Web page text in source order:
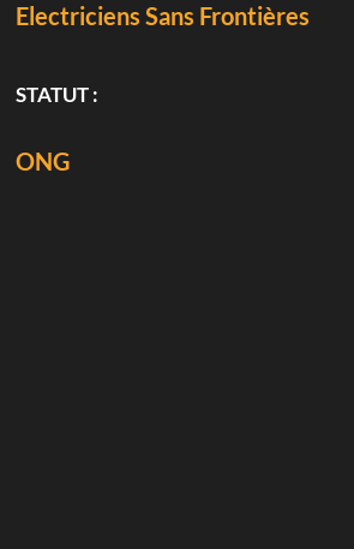
Electriciens Sans Frontières
STATUT :
ONG